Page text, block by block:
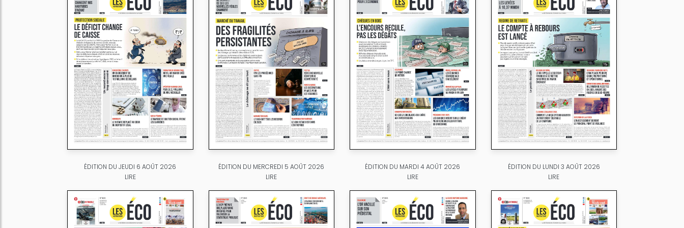
ÉDITION DU JEUDI 6 AOÛT 2026
LIRE
ÉDITION DU MERCREDI 5 AOÛT 2026
LIRE
ÉDITION DU MARDI 4 AOÛT 2026
LIRE
ÉDITION DU LUNDI 3 AOÛT 2026
LIRE